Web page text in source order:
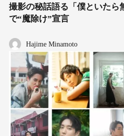
撮影の秘話語る「僕といたら
で“魔除け”宣言
Hajime Minamoto